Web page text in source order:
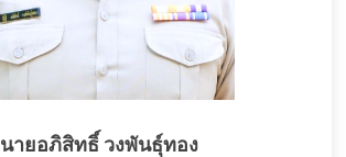
นายอภิสิทธิ์ วงพันธุ์ทอง